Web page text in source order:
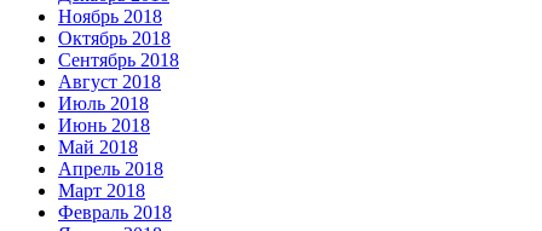
Ноябрь 2018
Октябрь 2018
Сентябрь 2018
Август 2018
Июль 2018
Июнь 2018
Май 2018
Апрель 2018
Март 2018
Февраль 2018